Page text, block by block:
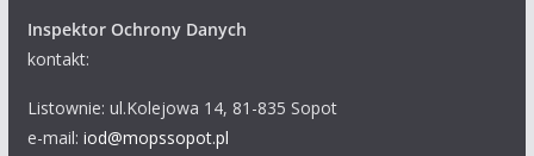
Inspektor Ochrony Danych
kontakt:
Listownie: ul.Kolejowa 14, 81-835 Sopot
e-mail: iod@mopssopot.pl